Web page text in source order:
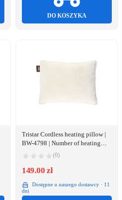
DO KOSZYKA
Tristar Cordless heating pillow |
BW-4798 | Number of heating
levels 3 | Number of persons 1 |
Washable | Textile | 10 W | Beige
(0)
149.00 zł
Dostępne u naszego dostawcy · 11
dni